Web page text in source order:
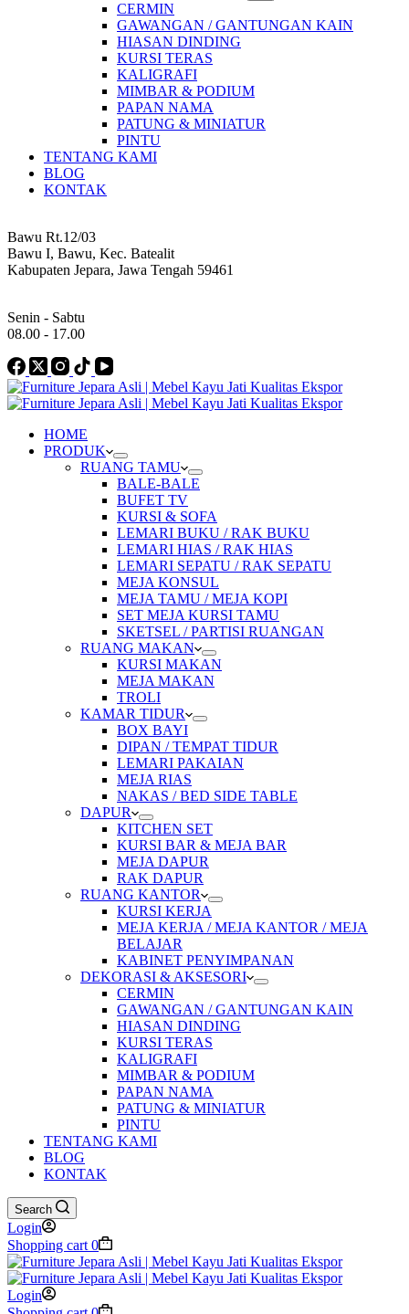
CERMIN
GAWANGAN / GANTUNGAN KAIN
HIASAN DINDING
KURSI TERAS
KALIGRAFI
MIMBAR & PODIUM
PAPAN NAMA
PATUNG & MINIATUR
PINTU
TENTANG KAMI
BLOG
KONTAK
Bawu Rt.12/03
Bawu I, Bawu, Kec. Batealit
Kabupaten Jepara, Jawa Tengah 59461
Senin - Sabtu
08.00 - 17.00
HOME
PRODUK
RUANG TAMU
BALE-BALE
BUFET TV
KURSI & SOFA
LEMARI BUKU / RAK BUKU
LEMARI HIAS / RAK HIAS
LEMARI SEPATU / RAK SEPATU
MEJA KONSUL
MEJA TAMU / MEJA KOPI
SET MEJA KURSI TAMU
SKETSEL / PARTISI RUANGAN
RUANG MAKAN
KURSI MAKAN
MEJA MAKAN
TROLI
KAMAR TIDUR
BOX BAYI
DIPAN / TEMPAT TIDUR
LEMARI PAKAIAN
MEJA RIAS
NAKAS / BED SIDE TABLE
DAPUR
KITCHEN SET
KURSI BAR & MEJA BAR
MEJA DAPUR
RAK DAPUR
RUANG KANTOR
KURSI KERJA
MEJA KERJA / MEJA KANTOR / MEJA
BELAJAR
KABINET PENYIMPANAN
DEKORASI & AKSESORI
CERMIN
GAWANGAN / GANTUNGAN KAIN
HIASAN DINDING
KURSI TERAS
KALIGRAFI
MIMBAR & PODIUM
PAPAN NAMA
PATUNG & MINIATUR
PINTU
TENTANG KAMI
BLOG
KONTAK
Search
Login
Shopping cart 0
Login